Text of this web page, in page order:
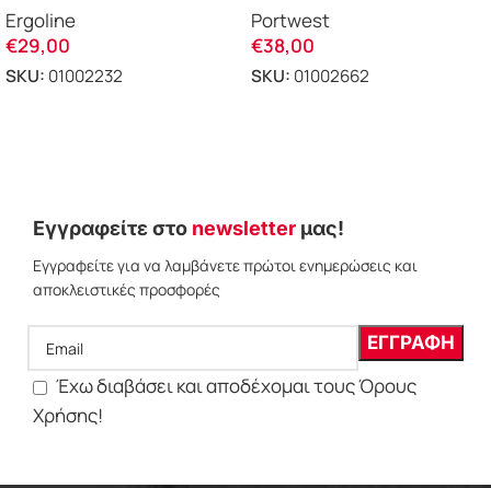
Ergoline
€29,00
SKU: 01002232
Portwest
Portwest
€38,00
SKU: 01002662
Εγγραφείτε στο newsletter μας!
Εγγραφείτε για να λαμβάνετε πρώτοι ενημερώσεις και
αποκλειστικές προσφορές
Έχω διαβάσει και αποδέχομαι τους Όρους
Χρήσης!